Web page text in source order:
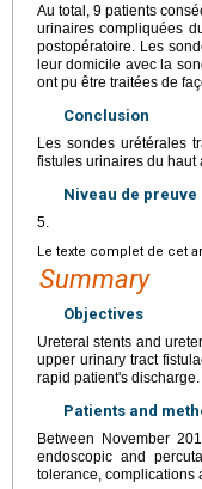
Au total, 9 patients
urinaires compliquées
postopératoire. Les
leur domicile avec la
ont pu être traitées de
Conclusion
Les sondes urétérales
fistules urinaires du
Niveau de preuve
5.
Le texte complet de cet
Summary
Objectives
Ureteral stents and
upper urinary tract
rapid patient's discharge.
Patients and
Between November
endoscopic and
tolerance, complications